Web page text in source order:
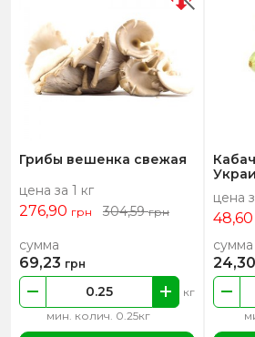
Грибы вешенка свежая
цена за 1 кг
276,90 грн 304,59грн
мин. колич. 0.25кг
кг
сумма
69,23 грн
цена
48,60
сумма
24,30